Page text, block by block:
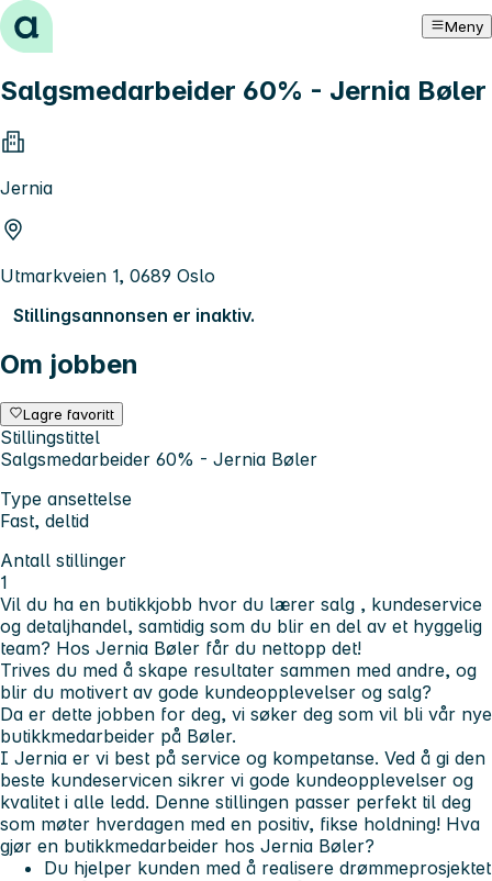
Hopp til innhold Meny
Salgsmedarbeider 60% - Jernia Bøler
Jernia
Utmarkveien 1, 0689 Oslo
Stillingsannonsen er inaktiv.
Om jobben
Lagre favoritt
Stillingstittel
Salgsmedarbeider 60% - Jernia Bøler
Type ansettelse
Fast, deltid
Antall stillinger
1
Vil du ha en butikkjobb hvor du lærer salg , kundeservice
og detaljhandel, samtidig som du blir en del av et hyggelig
team? Hos Jernia Bøler får du nettopp det!
Trives du med å skape resultater sammen med andre, og
blir du motivert av gode kundeopplevelser og salg?
Da er dette jobben for deg, vi søker deg som vil bli vår nye
butikkmedarbeider på Bøler.
I Jernia er vi best på service og kompetanse. Ved å gi den
beste kundeservicen sikrer vi gode kundeopplevelser og
kvalitet i alle ledd. Denne stillingen passer perfekt til deg
som møter hverdagen med en positiv, fikse holdning! Hva
gjør en butikkmedarbeider hos Jernia Bøler?
Du hjelper kunden med å realisere drømmeprosjektet